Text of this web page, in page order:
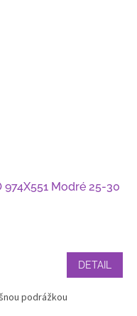
Modré 25-30
DETAIL
podrážkou